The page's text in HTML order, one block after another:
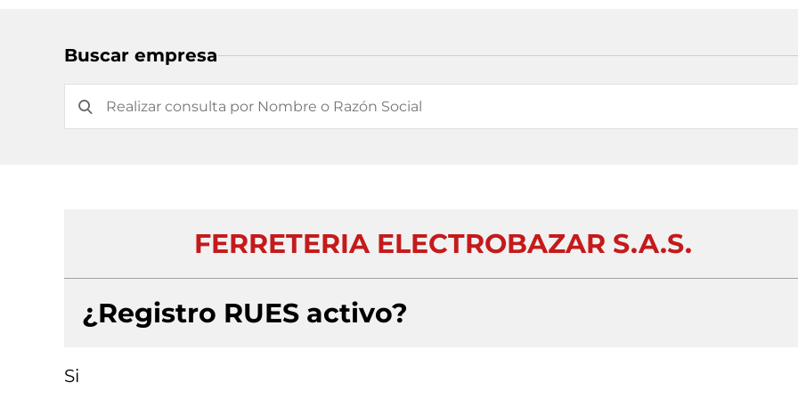
Buscar empresa
FERRETERIA ELECTROBAZAR S.A.S.
¿Registro RUES activo?
Si